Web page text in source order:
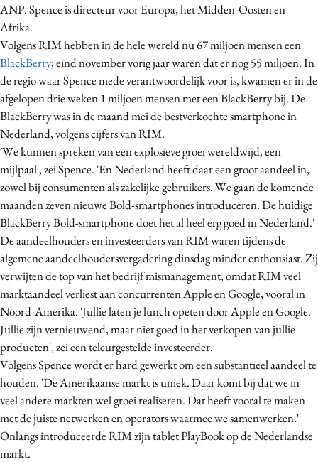
Artificial Intelligence
Bureaus
Campagnes
Carriere
Contentmarketing
Craft
Customer Experience
Data & Insights
Design
Digital transformation
Diversiteit
Effectiviteit
Gedragsverandering
Influencer marketing
Interne communicatie
Martech
Media
Merkstrategie
PR
Programmatic
Purpose Marketing
ANP. Spence is directeur voor Europa, het Midden-Oosten en
Afrika.
Volgens RIM hebben in de hele wereld nu 67 miljoen mensen een
BlackBerry; eind november vorig jaar waren dat er nog 55 miljoen. In
de regio waar Spence mede verantwoordelijk voor is, kwamen er in de
afgelopen drie weken 1 miljoen mensen met een BlackBerry bij. De
BlackBerry was in de maand mei de bestverkochte smartphone in
Nederland, volgens cijfers van RIM.
´We kunnen spreken van een explosieve groei wereldwijd, een
mijlpaal', zei Spence. 'En Nederland heeft daar een groot aandeel in,
zowel bij consumenten als zakelijke gebruikers. We gaan de komende
maanden zeven nieuwe Bold-smartphones introduceren. De huidige
BlackBerry Bold-smartphone doet het al heel erg goed in Nederland.'
De aandeelhouders en investeerders van RIM waren tijdens de
algemene aandeelhoudersvergadering dinsdag minder enthousiast. Zij
verwijten de top van het bedrijf mismanagement, omdat RIM veel
marktaandeel verliest aan concurrenten Apple en Google, vooral in
Noord-Amerika. 'Jullie laten je lunch opeten door Apple en Google.
Jullie zijn vernieuwend, maar niet goed in het verkopen van jullie
producten', zei een teleurgestelde investeerder.
Volgens Spence wordt er hard gewerkt om een substantieel aandeel te
houden. 'De Amerikaanse markt is uniek. Daar komt bij dat we in
veel andere markten wel groei realiseren. Dat heeft vooral te maken
met de juiste netwerken en operators waarmee we samenwerken.'
Onlangs introduceerde RIM zijn tablet PlayBook op de Nederlandse
markt.